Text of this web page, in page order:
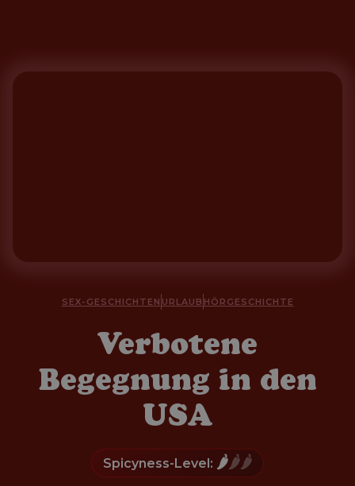
SEX-GESCHICHTEN URLAUB HÖRGESCHICHTE
Verbotene
Begegnung in den
USA
Spicyness-Level: 🌶️🌶️🌶️